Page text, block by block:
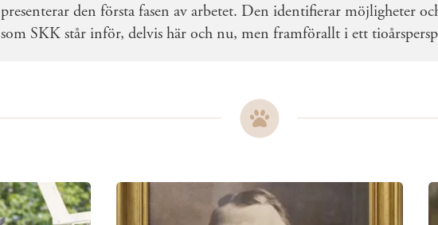
presenterar den första fasen av arbetet. Den identifierar möjligheter
som SKK står inför, delvis här och nu, men framförallt i ett